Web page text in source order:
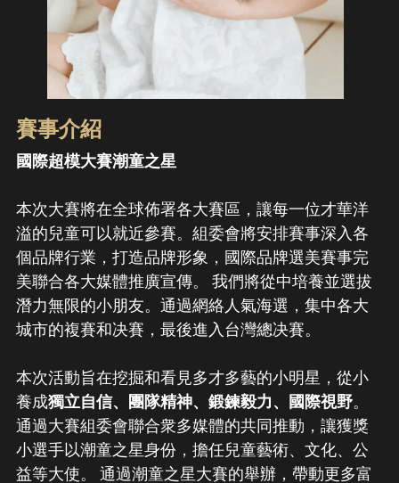
賽事介紹
國際超模大賽潮童之星
本次大賽將在全球佈署各大賽區，讓每一位才華洋
溢的兒童可以就近參賽。組委會將安排賽事深入各
個品牌行業，打造品牌形象，國際品牌選美賽事完
美聯合各大媒體推廣宣傳。 我們將從中培養並選拔
潛力無限的小朋友。通過網絡人氣海選，集中各大
城市的複賽和决賽，最後進入台灣總决賽。
本次活動旨在挖掘和看見多才多藝的小明星，從小
養成獨立自信、團隊精神、鍛鍊毅力、國際視野。
通過大賽組委會聯合衆多媒體的共同推動，讓獲獎
小選手以潮童之星身份，擔任兒童藝術、文化、公
益等大使。 通過潮童之星大賽的舉辦，帶動更多富